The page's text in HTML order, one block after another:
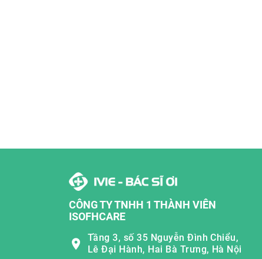
CÔNG TY TNHH 1 THÀNH VIÊN
ISOFHCARE
Tầng 3, số 35 Nguyễn Đình Chiểu,
Lê Đại Hành, Hai Bà Trưng, Hà Nội